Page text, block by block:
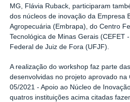
MG, Flávia Ruback, participaram
dos núcleos de inovação da Empresa
Agropecuária (Embrapa) , do Centro
Tecnológica de Minas Gerais (CEFET
Federal de Juiz de Fora (UFJF).
A realização do workshop faz parte
desenvolvidas no projeto aprovado na
05/2021 - Apoio ao Núcleo de
quatros instituições acima citadas